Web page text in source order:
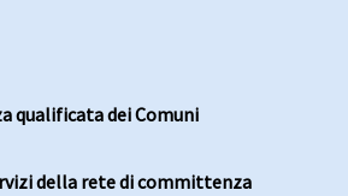
qualificata dei Comuni
della rete di committenza